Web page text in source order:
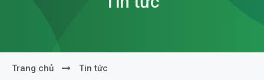
Trang chủ Tin tức